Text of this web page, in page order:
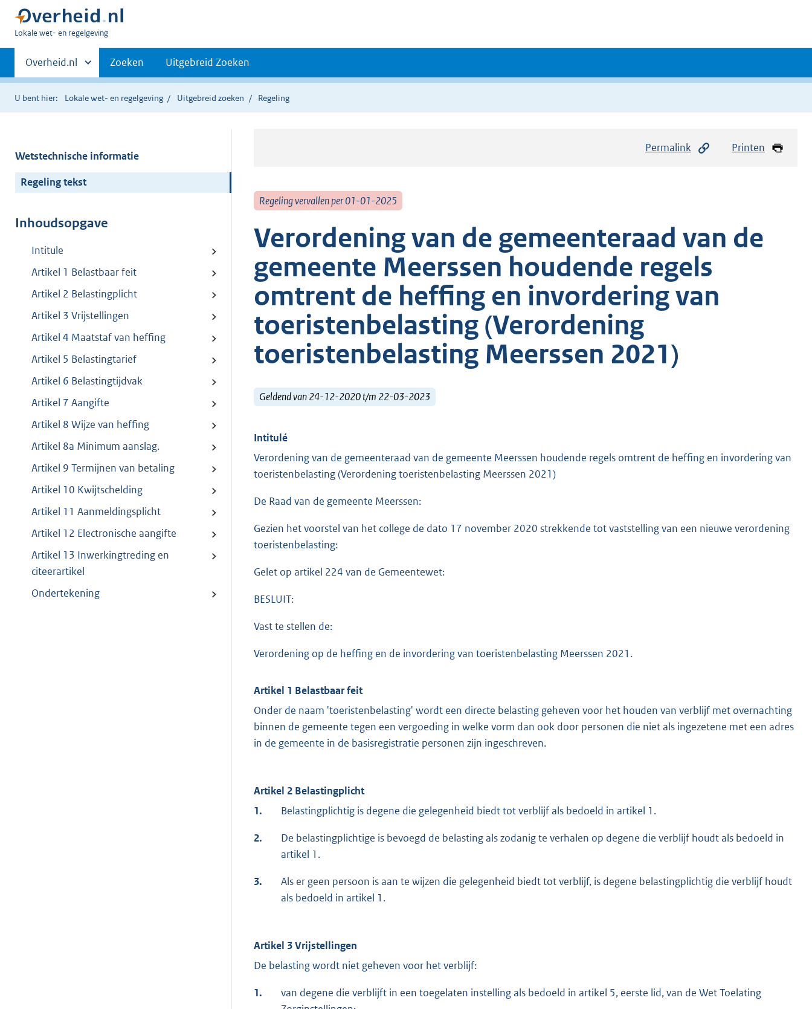
U
hier:
Lokale wet- en regelgeving
Primaire
navigatie
Andere
sites
binnen
Overheid.nl Zoeken Uitgebreid Zoeken
U bent hier: Lokale wet- en regelgeving Uitgebreid zoeken Regeling
Wetstechnische informatie
Regeling tekst
Inhoudsopgave
Intitule
Artikel 1 Belastbaar feit
Artikel 2 Belastingplicht
Artikel 3 Vrijstellingen
Artikel 4 Maatstaf van heffing
Artikel 5 Belastingtarief
Artikel 6 Belastingtijdvak
Artikel 7 Aangifte
Artikel 8 Wijze van heffing
Artikel 8a Minimum aanslag.
Artikel 9 Termijnen van betaling
Artikel 10 Kwijtschelding
Artikel 11 Aanmeldingsplicht
Artikel 12 Electronische aangifte
Artikel 13 Inwerkingtreding en
citeerartikel
Ondertekening
Permalink Printen
Regeling vervallen per 01-01-2025
Verordening van de gemeenteraad van de
gemeente Meerssen houdende regels
omtrent de heffing en invordering van
toeristenbelasting (Verordening
toeristenbelasting Meerssen 2021)
Geldend van 24-12-2020 t/m 22-03-2023
Intitulé
Verordening van de gemeenteraad van de gemeente Meerssen houdende regels omtrent de heffing en invordering van
toeristenbelasting (Verordening toeristenbelasting Meerssen 2021)
De Raad van de gemeente Meerssen:
Gezien het voorstel van het college de dato 17 november 2020 strekkende tot vaststelling van een nieuwe verordening
toeristenbelasting:
Gelet op artikel 224 van de Gemeentewet:
BESLUIT:
Vast te stellen de:
Verordening op de heffing en de invordering van toeristenbelasting Meerssen 2021.
Artikel 1 Belastbaar feit
Onder de naam 'toeristenbelasting' wordt een directe belasting geheven voor het houden van verblijf met overnachting
binnen de gemeente tegen een vergoeding in welke vorm dan ook door personen die niet als ingezetene met een adres
in de gemeente in de basisregistratie personen zijn ingeschreven.
Artikel 2 Belastingplicht
1.
Belastingplichtig is degene die gelegenheid biedt tot verblijf als bedoeld in artikel 1.
2.
De belastingplichtige is bevoegd de belasting als zodanig te verhalen op degene die verblijf houdt als bedoeld in
artikel 1.
3.
Als er geen persoon is aan te wijzen die gelegenheid biedt tot verblijf, is degene belastingplichtig die verblijf houdt
als bedoeld in artikel 1.
Artikel 3 Vrijstellingen
De belasting wordt niet geheven voor het verblijf:
1.
van degene die verblijft in een toegelaten instelling als bedoeld in artikel 5, eerste lid, van de Wet Toelating